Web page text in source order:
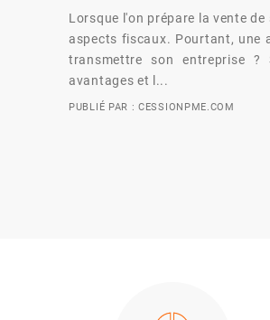
Lorsque l'on prépare la vente
aspects fiscaux. Pourtant, une
transmettre son entreprise
avantages et l...
PUBLIÉ PAR : CESSIONPME.COM